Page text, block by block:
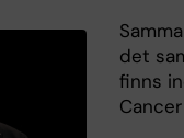
det
finns